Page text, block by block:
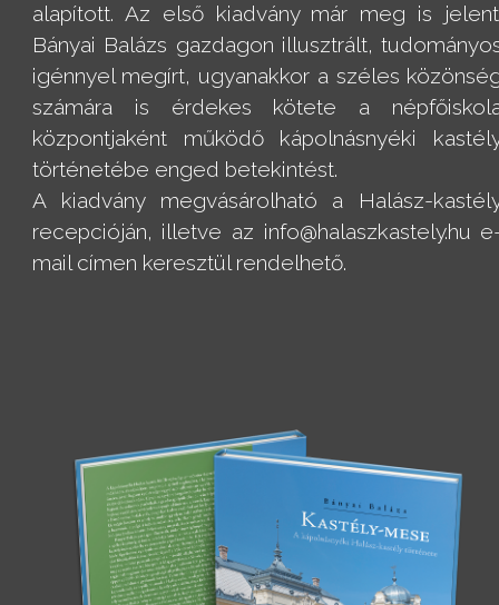
alapított. Az első kiadvány már meg is
Bányai Balázs gazdagon illusztrált,
igénnyel megírt, ugyanakkor a széles
számára is érdekes kötete a
központjaként működő kápolnásnyéki
történetébe enged betekintést.
A kiadvány megvásárolható a Halász-
recepcióján, illetve az info@halaszkastely.hu
mail címen keresztül rendelhető.